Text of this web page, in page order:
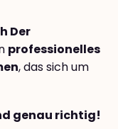
Der
professionelles
, das sich um
genau richtig!